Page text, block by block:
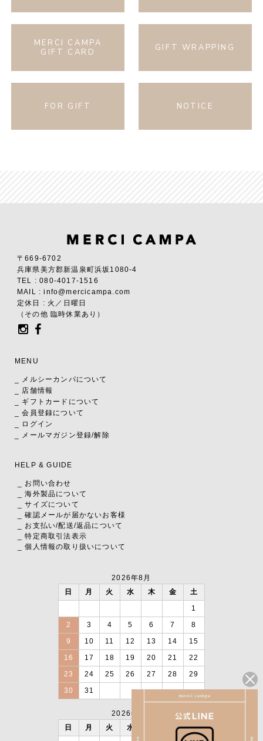
MERCI CAMPA
GIFT CARD
GIFT WRAPPING
FOR GIFT NOTICE
〒669-6702
兵庫県美方郡新温泉町浜坂1080-4
TEL : 080-4017-1516
MAIL : info@mercicampa.com
定休日 : 火／日曜日
（その他 臨時休業あり）
MENU
_ メルシーカンパについて
_ 店舗情報
_ ギフトカードについて
_ 会員登録について
_ ログイン
_ メールマガジン登録/解除
HELP & GUIDE
_ お問い合わせ
_ 海外製品について
_ サイズについて
_ 確認メールが届かないお客様
_ お支払い/配送/返品について
_ 特定商取引法表示
_ 個人情報の取り扱いについて
2026年8月
日
月 火 水 木 金
土
1
2
3 4 5 6 7
8
9
10 11 12 13 14
15
16
17 18 19 20 21
22
23
24 25 26 27 28
29
30
31
2026年9月
日
月 火 水 金
土